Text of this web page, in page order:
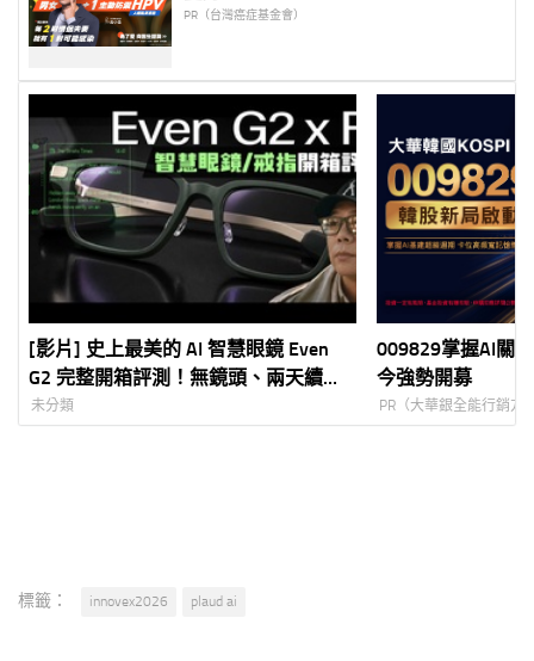
PR（台灣癌症基金會）
[影片] 史上最美的 AI 智慧眼鏡 Even
G2 完整開箱評測！無鏡頭、兩天續
航、提詞翻譯全具備！
未分類
009829掌握AI關
今強勢開募
PR（大華銀全能行銷方
標籤： innovex2026 plaud ai